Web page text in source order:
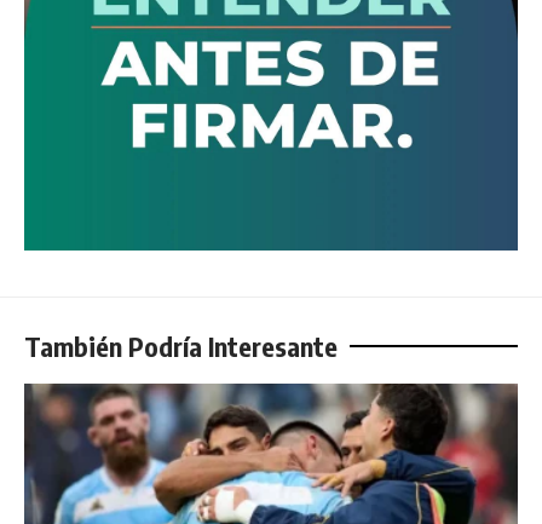
También Podría Interesante